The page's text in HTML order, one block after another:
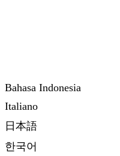
Bahasa Indonesia
Italiano
日本語
한국어